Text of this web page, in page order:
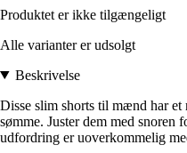
Produktet er ikke tilgængeligt
Alle varianter er udsolgt
Beskrivelse
Disse slim shorts til mænd har
sømme. Juster dem med snoren
udfordring er uoverkommelig